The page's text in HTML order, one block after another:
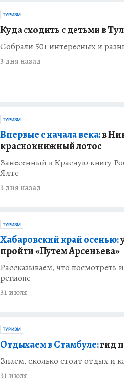
ТУРИЗМ
Куда сходить с детьми в
Собрали 50+ интересных и
3 дня назад
ТУРИЗМ
Впервые с начала века:в
краснокнижный лотос
Занесенный в Красную книгу
Ялте
3 дня назад
ТУРИЗМ
Хабаровский край осенью:
пройти «Путем Арсеньева»
Рассказываем, что посмотреть
регионе
31 июля
ТУРИЗМ
Отдыхаем в Стамбуле:гид
Знаем, сколько стоит отдых и
31 июля